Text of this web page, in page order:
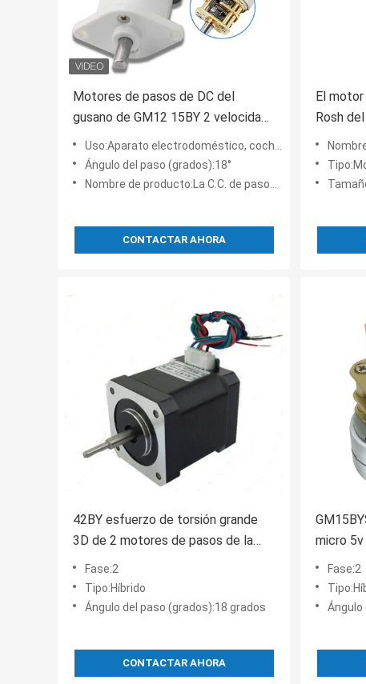
Motores de pasos de DC del
gusano de GM12 15BY 2 velocidad
de pasos del ángulo de los
alambres 18d de la fase 4
Uso:Aparato electrodoméstico, coche, bicicleta eléctrica, barco, fan
Ángulo del paso (grados):18°
Nombre de producto:La C.C. de pasos de gusano de GM12-15BY del engranaje de la reducción de pasos del motor adaptó velo
CONTACTAR AHORA
El
Rosh
torsión
Nombre de
42BY esfuerzo de torsión grande
3D de 2 motores de pasos de la
fase 12v DC que talla la máquina
Fase:2
Tipo:Híbrido
Ángulo del paso (grados):18 grados
CONTACTAR AHORA
micro
pasos
Fase:2
Ángulo